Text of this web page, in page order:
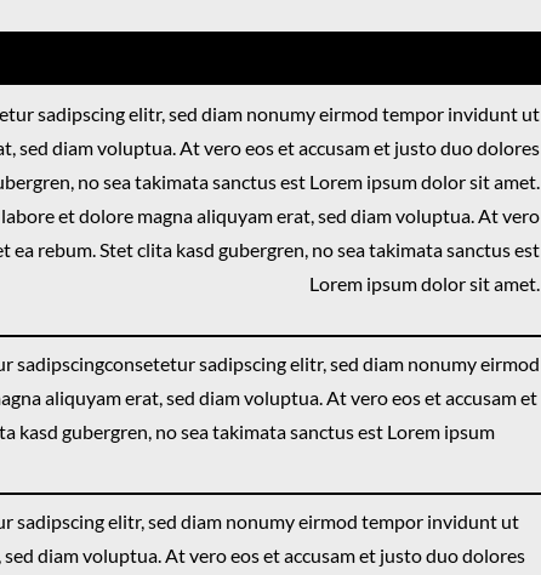
sadipscing elitr, sed diam nonumy eirmod tempor invidunt ut
sed diam voluptua. At vero eos et accusam et justo duo dolores
no sea takimata sanctus est Lorem ipsum dolor sit amet.
et dolore magna aliquyam erat, sed diam voluptua. At vero
ea rebum. Stet clita kasd gubergren, no sea takimata sanctus est
Lorem ipsum dolor sit amet.
sadipscingconsetetur sadipscing elitr, sed diam nonumy eirmod
aliquyam erat, sed diam voluptua. At vero eos et accusam et
kasd gubergren, no sea takimata sanctus est Lorem ipsum
sadipscing elitr, sed diam nonumy eirmod tempor invidunt ut
diam voluptua. At vero eos et accusam et justo duo dolores